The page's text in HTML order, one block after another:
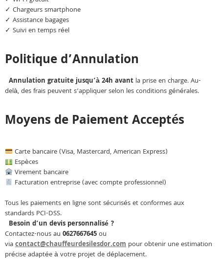
✓ Chargeurs smartphone
✓ Assistance bagages
✓ Suivi en temps réel
Politique d’Annulation
Annulation gratuite jusqu’à 24h avant la prise en charge. Au-
delà, des frais peuvent s’appliquer selon les conditions générales.
Moyens de Paiement Acceptés
Carte bancaire (Visa, Mastercard, American Express)
Espèces
Virement bancaire
Facturation entreprise (avec compte professionnel)
Tous les paiements en ligne sont sécurisés et conformes aux
standards PCI-DSS.
Besoin d’un devis personnalisé ?
Contactez-nous au 0627667645ou
viacontact@chauffeurdesilesdor.com pour obtenir une estimation
précise adaptée à votre projet de déplacement.